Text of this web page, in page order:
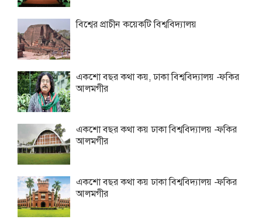
বিশ্বের প্রাচীন কয়েকটি বিশ্ববিদ্যালয়
একশো বছর কথা কয়, ঢাকা বিশ্ববিদ্যালয় -ফকির
আলমগীর
একশো বছর কথা কয় ঢাকা বিশ্ববিদ্যালয় -ফকির
আলমগীর
একশো বছর কথা কয় ঢাকা বিশ্ববিদ্যালয় -ফকির
আলমগীর